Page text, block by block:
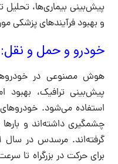
پیش‌بینی بیماری‌ها، تحلیل
و بهبود فرآیندهای پزشکی
خودرو و حمل و نقل:
هوش مصنوعی در
پیش‌بینی ترافیک،
استفاده می‌شود.
چشمگیری داشته‌اند و بارها